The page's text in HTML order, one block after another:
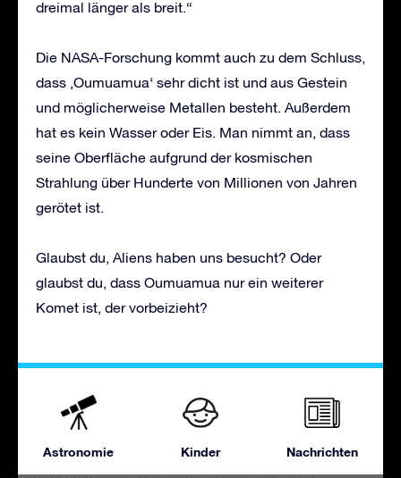
dreimal länger als breit.“
Die NASA-Forschung kommt auch zu dem Schluss,
dass ‚Oumuamua‘ sehr dicht ist und aus Gestein
und möglicherweise Metallen besteht. Außerdem
hat es kein Wasser oder Eis. Man nimmt an, dass
seine Oberfläche aufgrund der kosmischen
Strahlung über Hunderte von Millionen von Jahren
gerötet ist.
Glaubst du, Aliens haben uns besucht? Oder
glaubst du, dass Oumuamua nur ein weiterer
Komet ist, der vorbeizieht?
Astronomie Kinder Nachrichten